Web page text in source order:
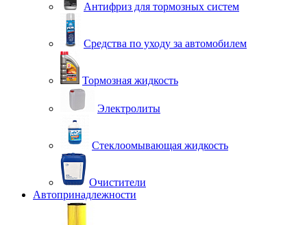
Антифриз для тормозных систем
Средства по уходу за автомобилем
Тормозная жидкость
Электролиты
Стеклоомывающая жидкость
Очистители
Автопринадлежности